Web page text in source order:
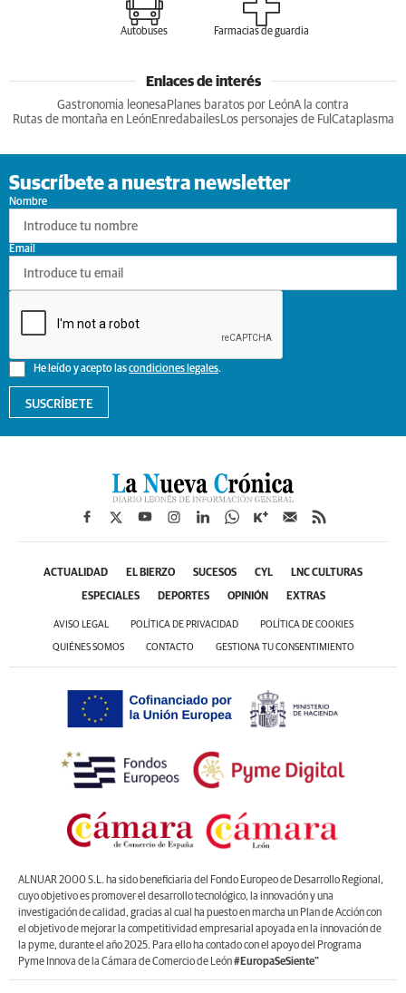
Autobuses Farmacias de guardia
Enlaces de interés
Gastronomia leonesa Planes baratos por LeónA la contra
Rutas de montaña en LeónEnredabailesLos personajes de Ful Cataplasma
Suscríbete a nuestra newsletter
Nombre
He leído y acepto lascondiciones legales.
Email
SUSCRÍBETE
ACTUALIDAD EL BIERZO SUCESOS CYL LNC CULTURAS
ESPECIALES DEPORTES OPINIÓN EXTRAS
AVISO LEGAL POLÍTICA DE PRIVACIDAD POLÍTICA DE COOKIES
QUIÉNES SOMOS CONTACTO GESTIONA TU CONSENTIMIENTO
ALNUAR 2000 S.L. ha sido beneficiaria del Fondo Europeo de Desarrollo Regional,
cuyo objetivo es promover el desarrollo tecnológico, la innovación y una
investigación de calidad, gracias al cual ha puesto en marcha un Plan de Acción con
el objetivo de mejorar la competitividad empresarial apoyada en la innovación de
la pyme, durante el año 2025. Para ello ha contado con el apoyo del Programa
Pyme Innova de la Cámara de Comercio de León#EuropaSeSiente”